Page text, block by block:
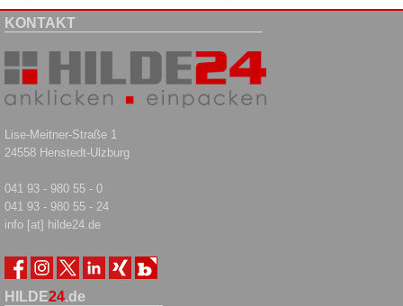
KONTAKT
Lise-Meitner-Straße 1
24558 Henstedt-Ulzburg
041 93 - 980 55 - 0
041 93 - 980 55 - 24
info [at] hilde24.de
HILDE24.de